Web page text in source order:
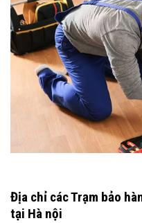
Địa chỉ các Trạm bảo
tại Hà nội